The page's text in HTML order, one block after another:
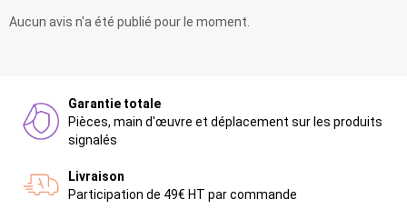
Aucun avis n'a été publié pour le moment.
Garantie totale
Pièces, main d'œuvre et déplacement sur les produits
signalés
Livraison
Participation de 49€ HT par commande